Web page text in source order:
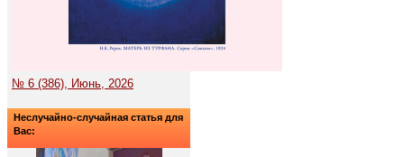
№ 6 (386), Июнь, 2026
Неслучайно-случайная статья для
Вас: